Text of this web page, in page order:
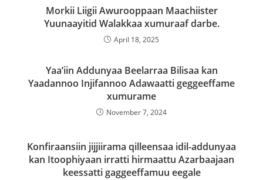
Morkii Liigii Awurooppaan Maachiister
Yuunaayitid Walakkaa xumuraaf darbe.
April 18, 2025
Yaa’iin Addunyaa Beelarraa Bilisaa kan
Yaadannoo Injifannoo Adawaatti geggeeffame
xumurame
November 7, 2024
Konfiraansiin jijjiirama qilleensaa idil-addunyaa
kan Itoophiyaan irratti hirmaattu Azarbaajaan
keessatti gaggeeffamuu eegale